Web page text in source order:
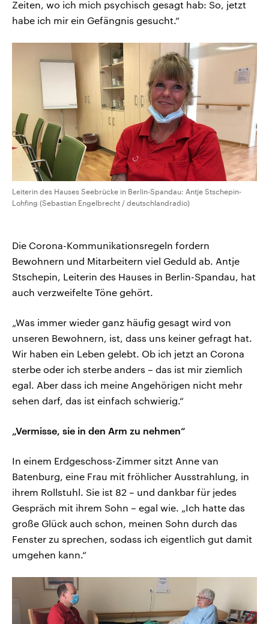
Zeiten, wo ich mich psychisch gesagt hab: So, jetzt
habe ich mir ein Gefängnis gesucht.“
Leiterin des Hauses Seebrücke in Berlin-Spandau: Antje Stschepin-
Lohfing (Sebastian Engelbrecht / deutschlandradio)
Die Corona-Kommunikationsregeln fordern
Bewohnern und Mitarbeitern viel Geduld ab. Antje
Stschepin, Leiterin des Hauses in Berlin-Spandau, hat
auch verzweifelte Töne gehört.
„Was immer wieder ganz häufig gesagt wird von
unseren Bewohnern, ist, dass uns keiner gefragt hat.
Wir haben ein Leben gelebt. Ob ich jetzt an Corona
sterbe oder ich sterbe anders – das ist mir ziemlich
egal. Aber dass ich meine Angehörigen nicht mehr
sehen darf, das ist einfach schwierig.“
„Vermisse, sie in den Arm zu nehmen“
In einem Erdgeschoss-Zimmer sitzt Anne van
Batenburg, eine Frau mit fröhlicher Ausstrahlung, in
ihrem Rollstuhl. Sie ist 82 – und dankbar für jedes
Gespräch mit ihrem Sohn – egal wie. „Ich hatte das
große Glück auch schon, meinen Sohn durch das
Fenster zu sprechen, sodass ich eigentlich gut damit
umgehen kann.“